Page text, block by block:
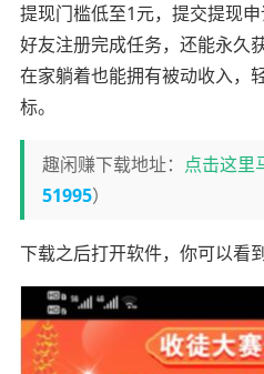
提现门槛低至1元，提交提现
好友注册完成任务，还能永久
在家躺着也能拥有被动收入，
标。
趣闲赚下载地址： 点击这里
51995）
下载之后打开软件，你可以看